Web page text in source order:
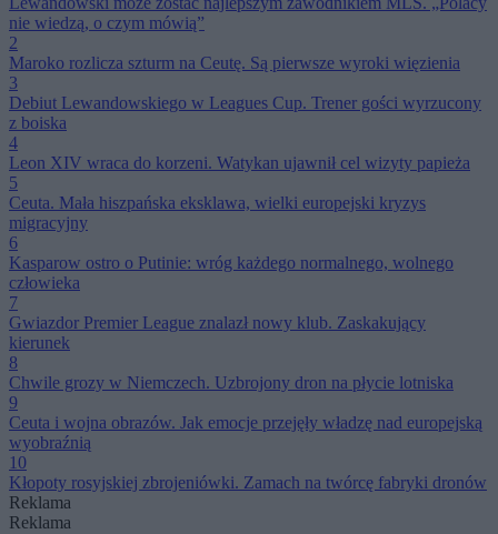
nie wiedzą, o czym mówią”
2
Maroko rozlicza szturm na Ceutę. Są pierwsze wyroki więzienia
3
Debiut Lewandowskiego w Leagues Cup. Trener gości wyrzucony
z boiska
4
Leon XIV wraca do korzeni. Watykan ujawnił cel wizyty papieża
5
Ceuta. Mała hiszpańska eksklawa, wielki europejski kryzys
migracyjny
6
Kasparow ostro o Putinie: wróg każdego normalnego, wolnego
człowieka
7
Gwiazdor Premier League znalazł nowy klub. Zaskakujący
kierunek
8
Chwile grozy w Niemczech. Uzbrojony dron na płycie lotniska
9
Ceuta i wojna obrazów. Jak emocje przejęły władzę nad europejską
wyobraźnią
10
Kłopoty rosyjskiej zbrojeniówki. Zamach na twórcę fabryki dronów
Reklama
Reklama